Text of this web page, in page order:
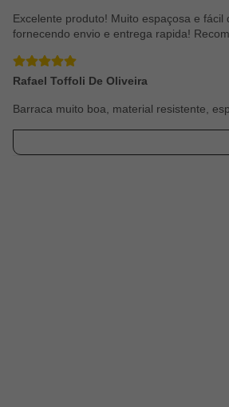
Excelente produto! Muito espaçosa e
fornecendo envio e entrega rapida!
Rafael Toffoli De Oliveira
Barraca muito boa, material resistente,